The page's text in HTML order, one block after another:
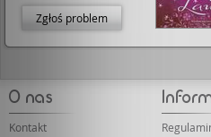
Zgłoś problem
Kontakt